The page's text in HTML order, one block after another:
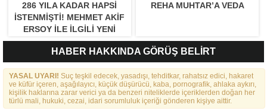
286 YILA KADAR HAPSI
ISTENMIŞTI! MEHMET AKIF
ERSOY ILE ILGILI YENI
GELIŞME
REHA MUHTAR’A VEDA
HABER HAKKINDA GÖRÜŞ BELİRT
YASAL UYARI! Suç teşkil edecek, yasadışı, tehditkar, rahatsız edici, hakaret
ve küfür içeren, aşağılayıcı, küçük düşürücü, kaba, pornografik, ahlaka aykırı,
kişilik haklarına zarar verici ya da benzeri niteliklerde içeriklerden doğan her
türlü mali, hukuki, cezai, idari sorumluluk içeriği gönderen kişiye aittir.